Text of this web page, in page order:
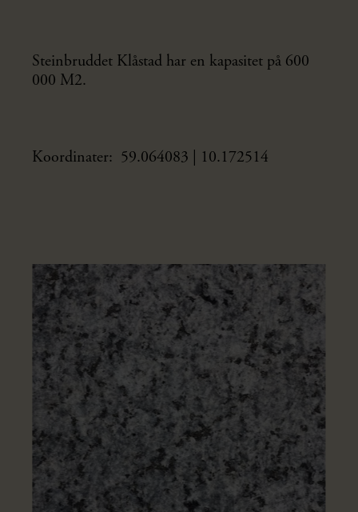
Steinbruddet Klåstad har en kapasitet på 600
000 M2.
Koordinater: 59.064083 | 10.172514